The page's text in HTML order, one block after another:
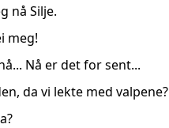
nå Silje.
meg!
Nå er det for sent...
da vi lekte med valpene?